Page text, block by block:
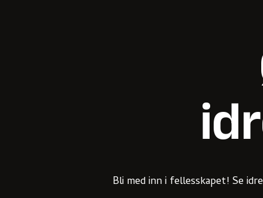
Bli med inn i fellesskapet! Se